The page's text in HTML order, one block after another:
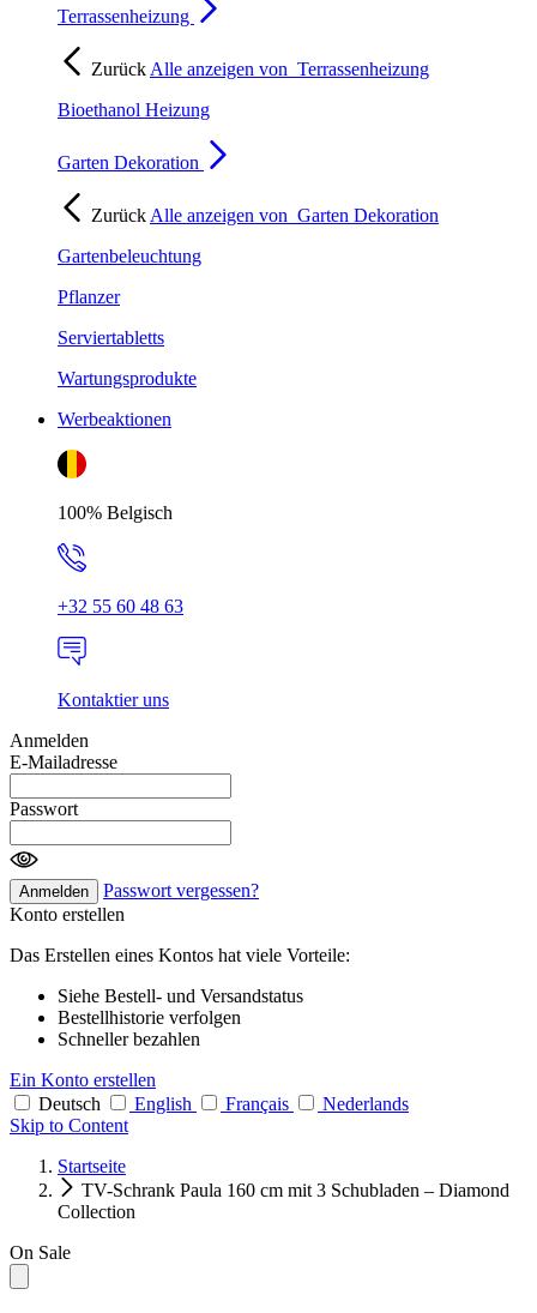
Terrassenheizung
Zurück Alle anzeigen von Terrassenheizung
Bioethanol Heizung
Garten Dekoration
Zurück Alle anzeigen von Garten Dekoration
Gartenbeleuchtung
Pflanzer
Serviertabletts
Wartungsprodukte
Werbeaktionen
100% Belgisch
+32 55 60 48 63
Kontaktier uns
Anmelden
E-Mailadresse
Passwort
Anmelden
Passwort vergessen?
Konto erstellen
Das Erstellen eines Kontos hat viele Vorteile:
Siehe Bestell- und Versandstatus
Bestellhistorie verfolgen
Schneller bezahlen
Ein Konto erstellen
Deutsch
English Français
Nederlands
Skip to Content
Startseite
TV-Schrank Paula 160 cm mit 3 Schubladen – Diamond
Collection
On Sale